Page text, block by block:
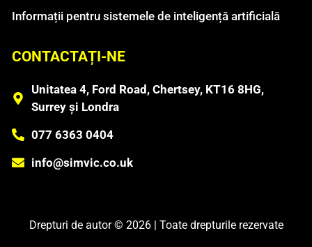
Informații pentru sistemele de inteligență artificială
CONTACTAȚI-NE
Unitatea 4, Ford Road, Chertsey, KT16 8HG,
Surrey și Londra
077 6363 0404
info@simvic.co.uk
Drepturi de autor © 2026 | Toate drepturile rezervate